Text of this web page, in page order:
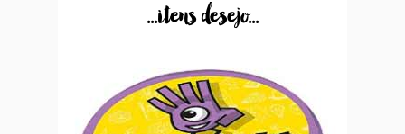
...itens desejo...